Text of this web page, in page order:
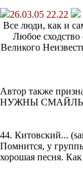
26.03.05 22.22
Все люди, как и
Любое сходство
Великого
Автор также
НУЖНЫ
44. Китовский...
Помнится, у
хорошая песня.